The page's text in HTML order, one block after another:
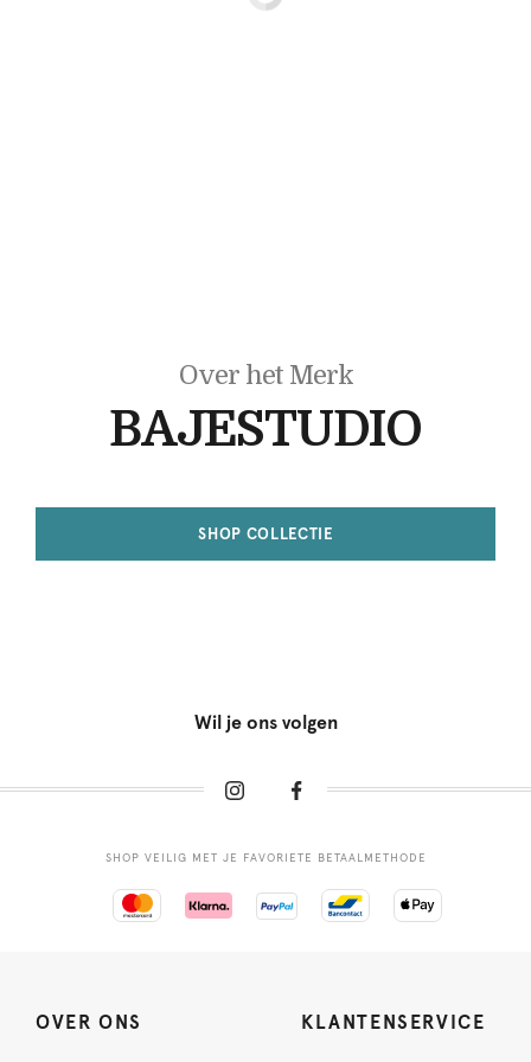
Over het Merk
BAJESTUDIO
SHOP COLLECTIE
Wil je ons volgen
SHOP VEILIG MET JE FAVORIETE BETAALMETHODE
OVER ONS KLANTENSERVICE